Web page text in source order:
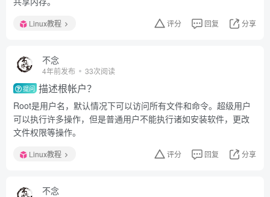
Linux教程 评分 回复 分享
不念
4年前发布 33次阅读
提问 描述根帐户？
Root是用户名，默认情况下可以访问所有文件和命令。超级用户
可以执行许多操作，但是普通用户不能执行诸如安装软件，更改
文件权限等操作。
Linux教程 评分 回复 分享
不念